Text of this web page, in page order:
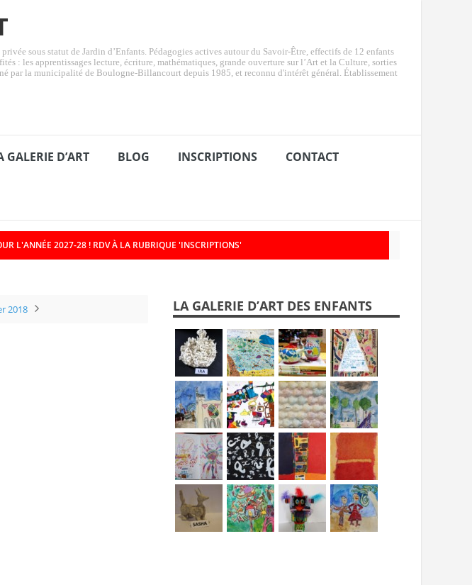
sous statut de Jardin d’Enfants. Pédagogies actives autour du Savoir-Être, effectifs de 12 enfants
: les apprentissages lecture, écriture, mathématiques, grande ouverture sur l’Art et la Culture, sorties
par la municipalité de Boulogne-Billancourt depuis 1985, et reconnu d'intérêt général. Établissement
GALERIE D’ART BLOG INSCRIPTIONS CONTACT
L'ANNÉE 2027-28 ! RDV À LA RUBRIQUE 'INSCRIPTIONS'
2018 LA GALERIE D’ART DES ENFANTS